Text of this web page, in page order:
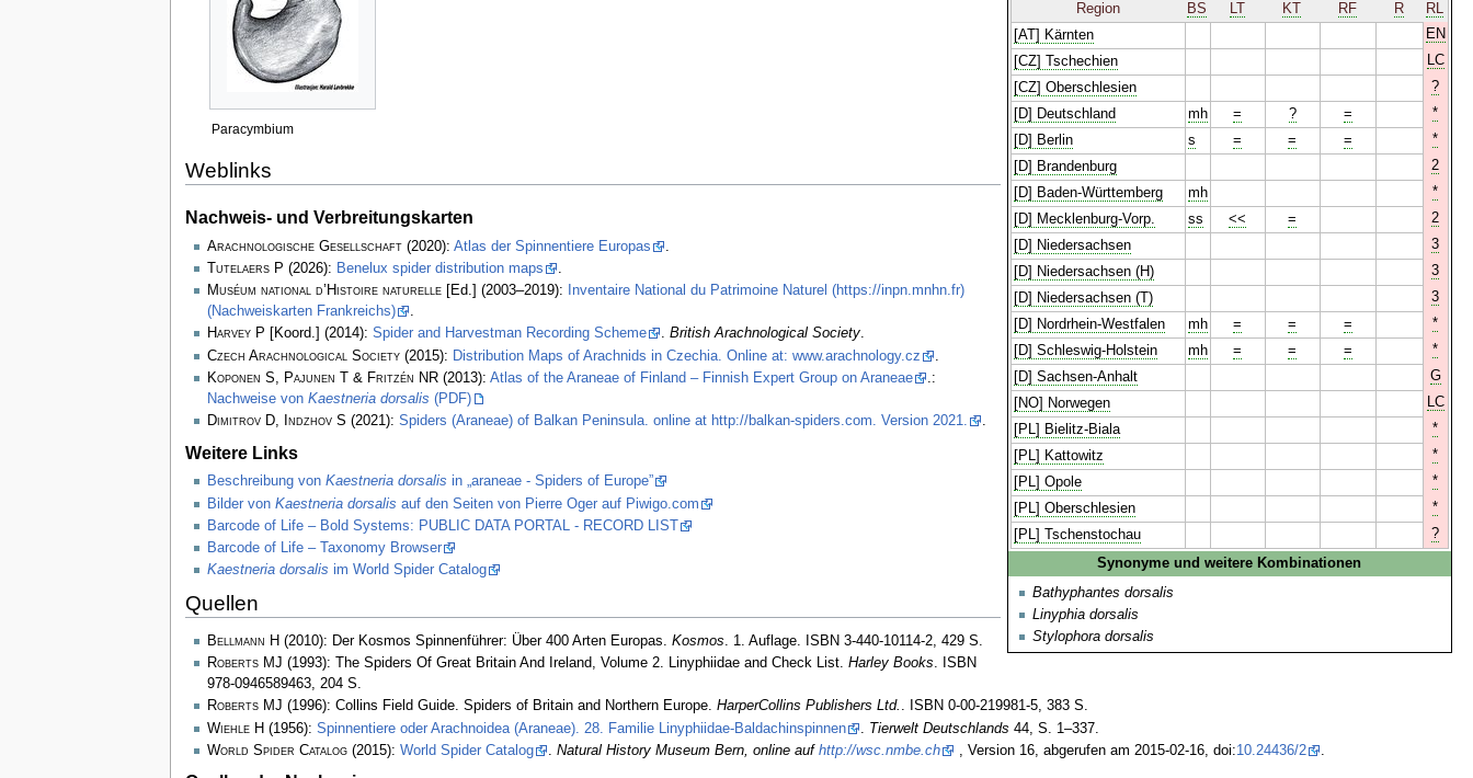
Region
BS LT KT RF R
RL
[AT] Kärnten
EN
[CZ] Tschechien
LC
[CZ] Oberschlesien
?
[D] Deutschland
mh = ? =
*
[D] Berlin
s = = =
*
[D] Brandenburg
2
[D] Baden-Württemberg
mh
*
[D] Mecklenburg-Vorp.
ss << =
2
[D] Niedersachsen
3
[D] Niedersachsen (H)
3
[D] Niedersachsen (T)
3
[D] Nordrhein-Westfalen
mh = = =
*
[D] Schleswig-Holstein
mh = = =
*
[D] Sachsen-Anhalt
G
[NO] Norwegen
LC
[PL] Bielitz-Biala
*
[PL] Kattowitz
*
[PL] Opole
*
[PL] Oberschlesien
*
[PL] Tschenstochau
?
Synonyme und weitere Kombinationen
Bathyphantes dorsalis
Linyphia dorsalis
Stylophora dorsalis
Paracymbium
Weblinks
Nachweis- und Verbreitungskarten
Arachnologische Gesellschaft(2020): Atlas der Spinnentiere Europas
Tutelaers P (2026): Benelux spider distribution maps
.
Muséum national d’Histoire naturelle[Ed.] (2003–2019):
Inventaire National du Patrimoine Naturel (https://inpn.mnhn.fr)
(Nachweiskarten Frankreichs)
.
Harvey P [Koord.] (2014): Spider and Harvestman Recording Scheme . British Arachnological Society.
Czech Arachnological Society(2015): Distribution Maps of Arachnids in Czechia. Online at: www.arachnology.cz
Koponen S, Pajunen T & Fritzén NR(2013): Atlas of the Araneae of Finland – Finnish Expert Group on Araneae
.:
Nachweise von Kaestneria dorsalis (PDF)
Dimitrov D, Indzhov S (2021): Spiders (Araneae) of Balkan Peninsula. online at http://balkan-spiders.com. Version 2021. .
Weitere Links
Beschreibung von Kaestneria dorsalis in „araneae - Spiders of Europe”
Bilder von Kaestneria dorsalis auf den Seiten von Pierre Oger auf Piwigo.com
Barcode of Life – Bold Systems: PUBLIC DATA PORTAL - RECORD LIST
Barcode of Life – Taxonomy Browser
Kaestneria dorsalis im World Spider Catalog
Quellen
Bellmann H (2010): Der Kosmos Spinnenführer: Über 400 Arten Europas. Kosmos . 1. Auflage. ISBN 3-440-10114-2, 429 S.
Roberts MJ (1993): The Spiders Of Great Britain And Ireland, Volume 2. Linyphiidae and Check List. Harley Books. ISBN
978-0946589463, 204 S.
Roberts MJ (1996): Collins Field Guide. Spiders of Britain and Northern Europe. HarperCollins Publishers Ltd. . ISBN 0-00-219981-5, 383 S.
Wiehle H (1956): Spinnentiere oder Arachnoidea (Araneae). 28. Familie Linyphiidae-Baldachinspinnen Tierwelt Deutschlands 44, S. 1–337.
World Spider Catalog(2015): World Spider Catalog . Natural History Museum Bern, online auf http://wsc.nmbe.ch , Version 16, abgerufen am 2015-02-16, doi:10.24436/2 .